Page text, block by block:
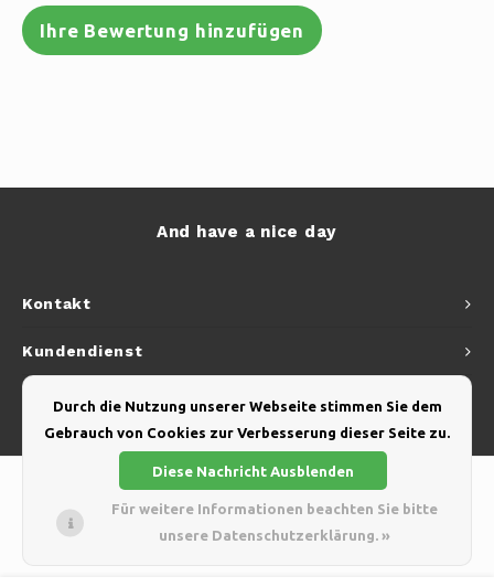
Ihre Bewertung hinzufügen
Kontakt
And have a nice day
Kundendienst
Mein Konto
Durch die Nutzung unserer Webseite stimmen Sie dem
Gebrauch von Cookies zur Verbesserung dieser Seite zu.
Diese Nachricht Ausblenden
Für weitere Informationen beachten Sie bitte
unsere Datenschutzerklärung. »